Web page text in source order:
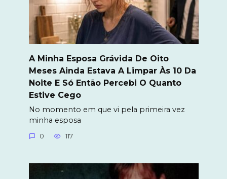
A Minha Esposa Grávida De Oito
Meses Ainda Estava A Limpar Às 10 Da
Noite E Só Então Percebi O Quanto
Estive Cego
No momento em que vi pela primeira vez
minha esposa
0 117